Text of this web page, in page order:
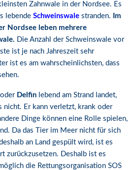
Zahnwale in der Nordsee. Es
lebende Schweinswale stranden.
Im
Nordsee leben mehrere
Die Anzahl der Schweinswale vor
ist je nach Jahreszeit sehr
ist es am wahrscheinlichsten, dass
oder Delfin lebend am Strand landet,
nicht. Er kann verletzt, krank oder
Dinge können eine Rolle spielen,
Da das Tier im Meer nicht für sich
an Land gespült wird, ist es
zurückzusetzen. Deshalb ist es
die Rettungsorganisation SOS